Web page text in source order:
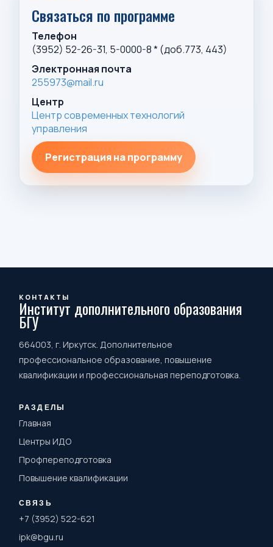
Связаться по программе
Телефон
(3952) 52-26-31, 5-0000-8 * (доб.773, 443)
Электронная почта
255973@mail.ru
Центр
Центр современных технологий
управления
Регистрация на программу
КОНТАКТЫ
Институт дополнительного образования
БГУ
664003, г. Иркутск. Дополнительное
профессиональное образование, повышение
квалификации и профессиональная переподготовка.
РАЗДЕЛЫ
Главная
Центры ИДО
Профпереподготовка
Повышение квалификации
СВЯЗЬ
+7 (3952) 522-621
ipk@bgu.ru